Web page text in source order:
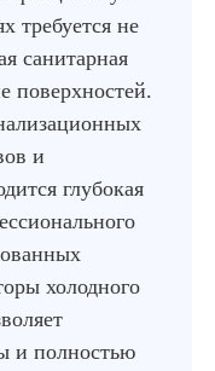
требуется не
санитарная
поверхностей.
и
глубокая
холодного
и полностью